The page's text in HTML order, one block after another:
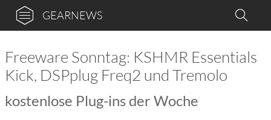
GEARNEWS
Freeware Sonntag: KSHMR Essentials
Kick, DSPplug Freq2 und Tremolo
kostenlose Plug-ins der Woche